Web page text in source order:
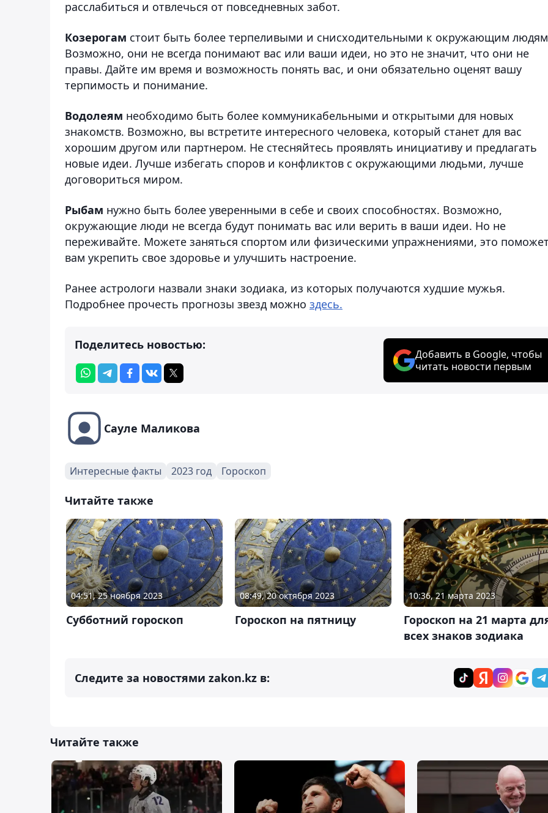
расслабиться и отвлечься от повседневных забот.
Козерогам стоит быть более терпеливыми и снисходительными к окружающим
Возможно, они не всегда понимают вас или ваши идеи, но это не значит, что они не
правы. Дайте им время и возможность понять вас, и они обязательно оценят вашу
терпимость и понимание.
Водолеям необходимо быть более коммуникабельными и открытыми для новых
знакомств. Возможно, вы встретите интересного человека, который станет для вас
хорошим другом или партнером. Не стесняйтесь проявлять инициативу и предлагать
новые идеи. Лучше избегать споров и конфликтов с окружающими людьми, лучше
договориться миром.
Рыбам нужно быть более уверенными в себе и своих способностях. Возможно,
окружающие люди не всегда будут понимать вас или верить в ваши идеи. Но не
переживайте. Можете заняться спортом или физическими упражнениями, это
вам укрепить свое здоровье и улучшить настроение.
Ранее астрологи назвали знаки зодиака, из которых получаются худшие мужья.
Подробнее прочесть прогнозы звезд можно здесь.
Поделитесь новостью:
Добавить в Google, чтобы
читать новости первым
Сауле Маликова
Интересные факты 2023 год Гороскоп
Читайте также
04:51, 25 ноября 2023
Субботний гороскоп
08:49, 20 октября 2023
Гороскоп на пятницу
10:36, 21 марта 2023
Гороскоп на 21 марта
всех знаков зодиака
Следите за новостями zakon.kz в:
Читайте также